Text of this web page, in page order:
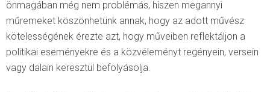
önmagában még nem problémás, hiszen megannyi
műremeket köszönhetünk annak, hogy az adott művész
kötelességének érezte azt, hogy műveiben reflektáljon a
politikai eseményekre és a közvéleményt regényein, versein
vagy dalain keresztül befolyásolja.